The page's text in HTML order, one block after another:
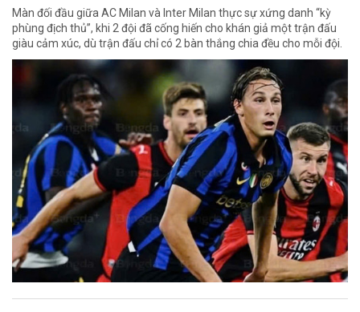
Màn đối đầu giữa AC Milan và Inter Milan thực sự xứng danh “kỳ
phùng địch thủ”, khi 2 đội đã cống hiến cho khán giả một trận đấu
giàu cảm xúc, dù trận đấu chỉ có 2 bàn thắng chia đều cho mỗi đội.